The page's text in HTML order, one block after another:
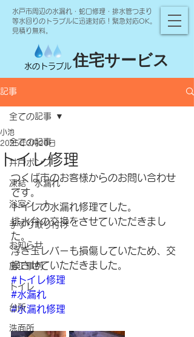
水戸市周辺の水漏れ・蛇口修理・排水管つまり
等水回りのトラブルに迅速対応！緊急対応OK。
見積り無料。
水のトラブル住宅サービス
記事
全ての記事
井戸ポンプ
凍結 水漏れ
浴室シート
手すり取り付け
お知らせ
施工事例
トイレ
台所
洗面所
全ての記事
トイレ修理
小池
2025年3月20日
つくば市のお客様からのお問い合わせ
です。
トイレの水漏れ修理でした。
排水弁の交換をさせていただきまし
た。
浮き玉レバーも損傷していたため、交
換させていただきました。
#トイレ修理
#水漏れ
#水漏れ修理